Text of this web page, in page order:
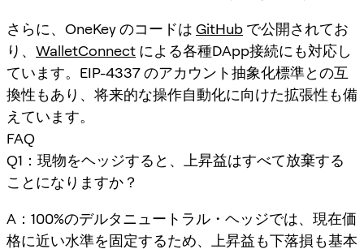
さらに、OneKey のコードは GitHub で公開されてお
り、 WalletConnect による各種DApp接続にも対応し
ています。EIP-4337 のアカウント抽象化標準との互
換性もあり、将来的な操作自動化に向けた拡張性も備
えています。
FAQ
Q1：現物をヘッジすると、上昇益はすべて放棄する
ことになりますか？
A：100%のデルタニュートラル・ヘッジでは、現在価
格に近い水準を固定するため、上昇益も下落損も基本